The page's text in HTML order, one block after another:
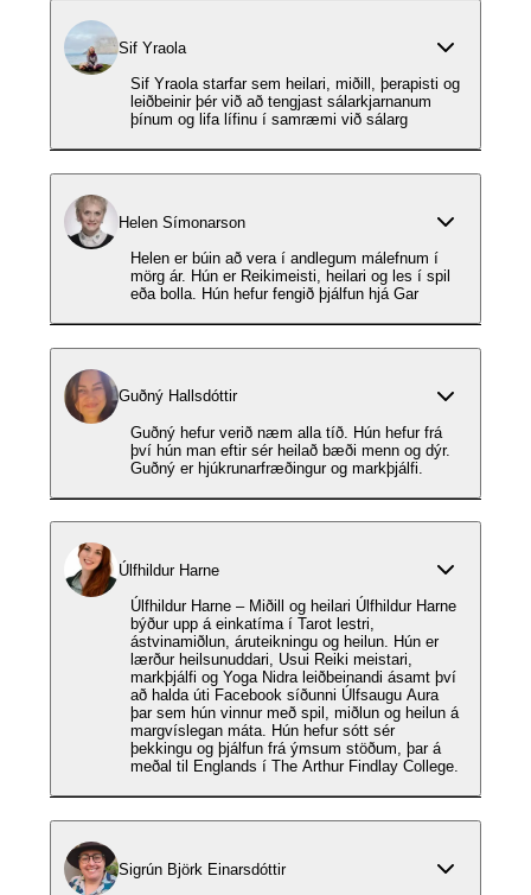
Sif Yraola
Sif Yraola starfar sem heilari, miðill, þerapisti og
leiðbeinir þér við að tengjast sálarkjarnanum
þínum og lifa lífinu í samræmi við sálarg
Helen Símonarson
Helen er búin að vera í andlegum málefnum í
mörg ár. Hún er Reikimeisti, heilari og les í spil
eða bolla. Hún hefur fengið þjálfun hjá Gar
Guðný Hallsdóttir
Guðný hefur verið næm alla tíð. Hún hefur frá
því hún man eftir sér heilað bæði menn og dýr.
Guðný er hjúkrunarfræðingur og markþjálfi.
Úlfhildur Harne
Úlfhildur Harne – Miðill og heilari Úlfhildur Harne
býður upp á einkatíma í Tarot lestri,
ástvinamiðlun, áruteikningu og heilun. Hún er
lærður heilsunuddari, Usui Reiki meistari,
markþjálfi og Yoga Nidra leiðbeinandi ásamt því
að halda úti Facebook síðunni Úlfsaugu Aura
þar sem hún vinnur með spil, miðlun og heilun á
margvíslegan máta. Hún hefur sótt sér
þekkingu og þjálfun frá ýmsum stöðum, þar á
meðal til Englands í The Arthur Findlay College.
Sigrún Björk Einarsdóttir